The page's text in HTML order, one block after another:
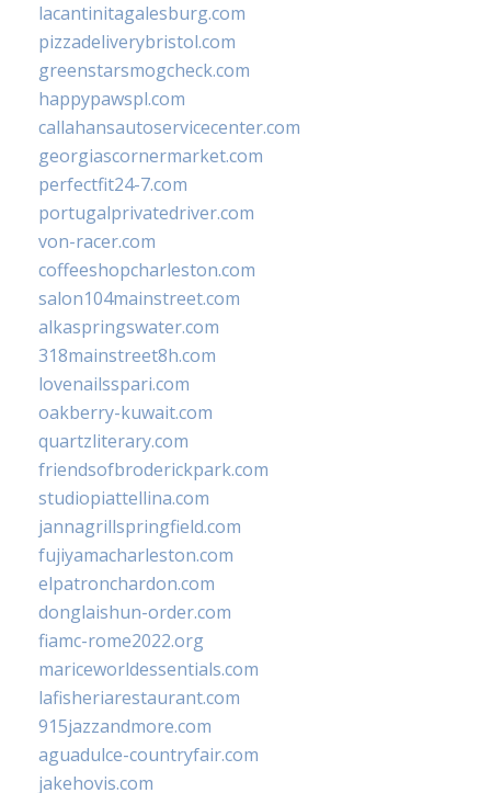
lacantinitagalesburg.com
pizzadeliverybristol.com
greenstarsmogcheck.com
happypawspl.com
callahansautoservicecenter.com
georgiascornermarket.com
perfectfit24-7.com
portugalprivatedriver.com
von-racer.com
coffeeshopcharleston.com
salon104mainstreet.com
alkaspringswater.com
318mainstreet8h.com
lovenailsspari.com
oakberry-kuwait.com
quartzliterary.com
friendsofbroderickpark.com
studiopiattellina.com
jannagrillspringfield.com
fujiyamacharleston.com
elpatronchardon.com
donglaishun-order.com
fiamc-rome2022.org
mariceworldessentials.com
lafisheriarestaurant.com
915jazzandmore.com
aguadulce-countryfair.com
jakehovis.com